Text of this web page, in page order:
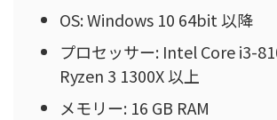
OS: Windows 10 64bit 以降
プロセッサー: Intel Core i3-
Ryzen 3 1300X 以上
メモリー: 16 GB RAM